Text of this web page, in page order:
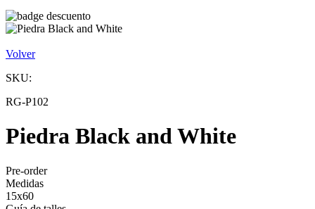
Volver
SKU:
RG-P102
Piedra Black and White
Pre-order
Medidas
15x60